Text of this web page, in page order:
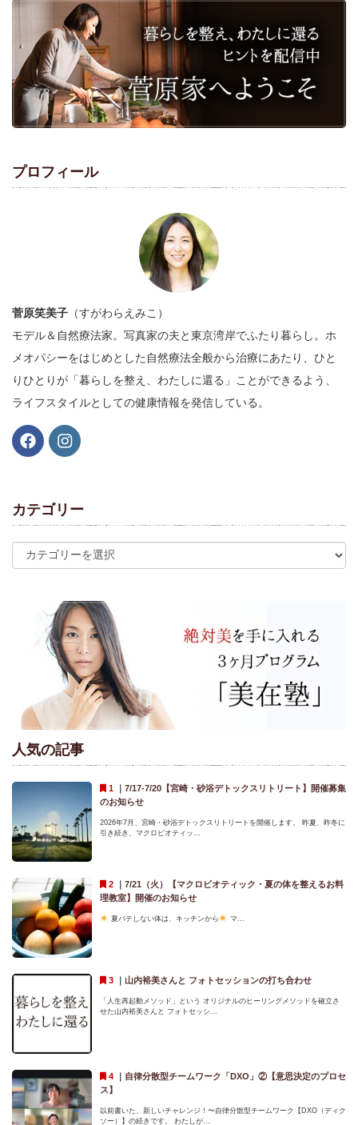
プロフィール
菅原笑美子 （すがわらえみこ）
モデル＆自然療法家。写真家の夫と東京湾岸でふたり暮らし。ホ
メオパシーをはじめとした自然療法全般から治療にあたり、ひと
りひとりが「暮らしを整え、わたしに還る」ことができるよう、
ライフスタイルとしての健康情報を発信している。
カテゴリー
人気の記事
｜ 7/17-7/20【宮崎・砂浴デトックスリトリート】開催募集
のお知らせ
2026年7月、宮崎・砂浴デトックスリトリートを開催します。 昨夏、昨冬に
引き続き、マクロビオティッ...
｜ 7/21（火）【マクロビオティック・夏の体を整えるお料
理教室】開催のお知らせ
夏バテしない体は、キッチンから マ...
｜ 山内裕美さんと フォトセッションの打ち合わせ
「人生再起動メソッド」という オリジナルのヒーリングメソッドを確立さ
せた山内裕美さんと フォトセッシ...
｜ 自律分散型チームワーク「DXO」②【意思決定のプロセ
ス】
以前書いた、新しいチャレンジ！〜自律分散型チームワーク【DXO（ディク
ソー）】の続きです。 わたしが...